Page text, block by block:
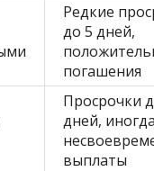
Редкие
до 5 дней,
погашения
Просрочки
дней,
выплаты